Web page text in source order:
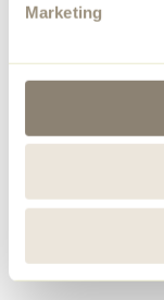
Marketing